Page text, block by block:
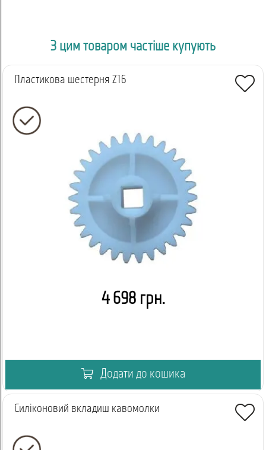
З цим товаром частіше купують
Пластикова шестерня Z16
4 698 грн.
Додати до кошика
Cиліконовий вкладиш кавомолки